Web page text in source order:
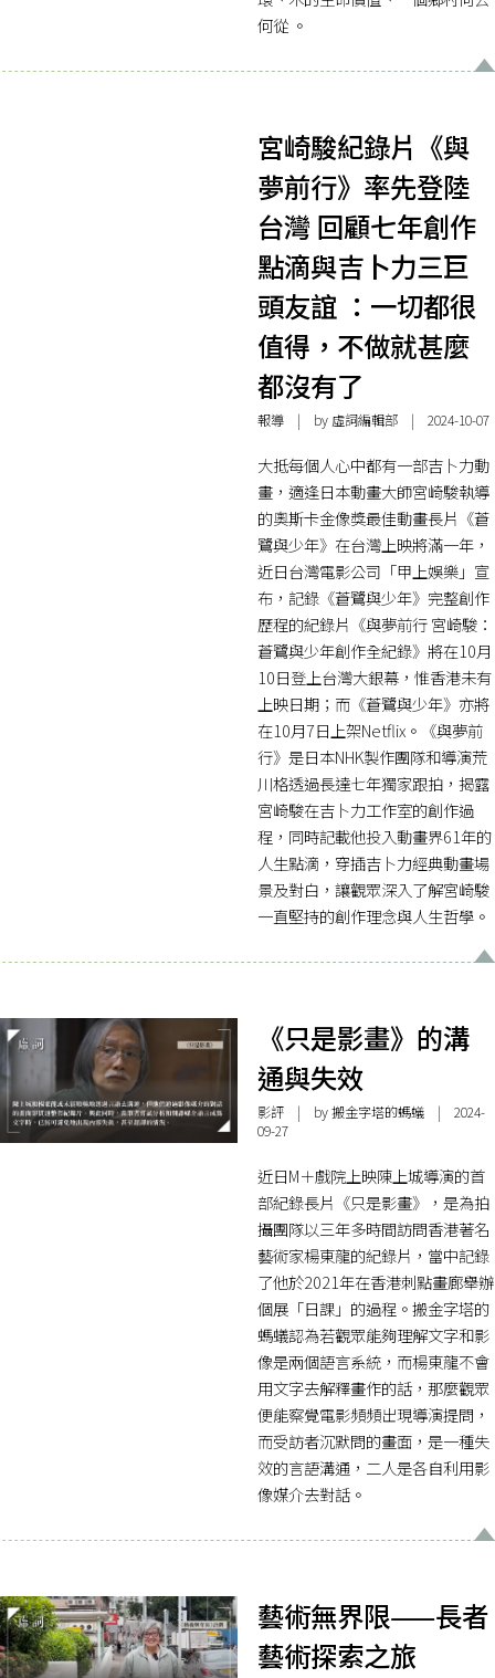
何從 。
宮崎駿紀錄片《與
夢前行》率先登陸
台灣 回顧七年創作
點滴與吉卜力三巨
頭友誼 ：一切都很
值得，不做就甚麼
都沒有了
報導| by 虛詞編輯部 | 2024-10-07
大抵每個人心中都有一部吉卜力動
畫，適逢日本動畫大師宮崎駿執導
的奧斯卡金像獎最佳動畫長片《蒼
鷺與少年》在台灣上映將滿一年，
近日台灣電影公司「甲上娛樂」宣
布，記錄《蒼鷺與少年》完整創作
歷程的紀錄片《與夢前行 宮崎駿：
蒼鷺與少年創作全紀錄》將在10月
10日登上台灣大銀幕，惟香港未有
上映日期；而《蒼鷺與少年》亦將
在10月7日上架Netflix。《與夢前
行》是日本NHK製作團隊和導演荒
川格透過長達七年獨家跟拍，揭露
宮崎駿在吉卜力工作室的創作過
程，同時記載他投入動畫界61年的
人生點滴，穿插吉卜力經典動畫場
景及對白，讓觀眾深入了解宮崎駿
一直堅持的創作理念與人生哲學。
《只是影畫》的溝
通與失效
影評| by 搬金字塔的螞蟻 | 2024-
09-27
近日M＋戲院上映陳上城導演的首
部紀錄長片《只是影畫》，是為拍
攝團隊以三年多時間訪問香港著名
藝術家楊東龍的紀錄片，當中記錄
了他於2021年在香港刺點畫廊舉辦
個展「日課」的過程。搬金字塔的
螞蟻認為若觀眾能夠理解文字和影
像是兩個語言系統，而楊東龍不會
用文字去解釋畫作的話，那麼觀眾
便能察覺電影頻頻出現導演提問，
而受訪者沉默問的畫面，是一種失
效的言語溝通，二人是各自利用影
像媒介去對話。
藝術無界限——長者
藝術探索之旅